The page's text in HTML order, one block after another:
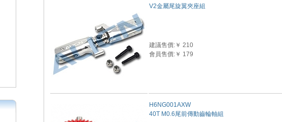
V2金屬尾旋翼夾座組
建議售價:￥ 210
會員售價:￥ 179
H6NG001AXW
40T M0.6尾前傳動齒輪軸組